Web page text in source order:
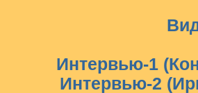
Интервью-1
Интервью-2